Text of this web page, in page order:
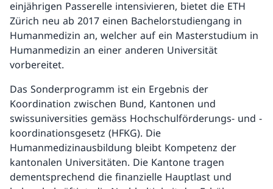
einjährigen Passerelle intensivieren, bietet die ETH
Zürich neu ab 2017 einen Bachelorstudiengang in
Humanmedizin an, welcher auf ein Masterstudium in
Humanmedizin an einer anderen Universität
vorbereitet.
Das Sonderprogramm ist ein Ergebnis der
Koordination zwischen Bund, Kantonen und
swissuniversities gemäss Hochschulförderungs- und -
koordinationsgesetz (HFKG). Die
Humanmedizinausbildung bleibt Kompetenz der
kantonalen Universitäten. Die Kantone tragen
dementsprechend die finanzielle Hauptlast und